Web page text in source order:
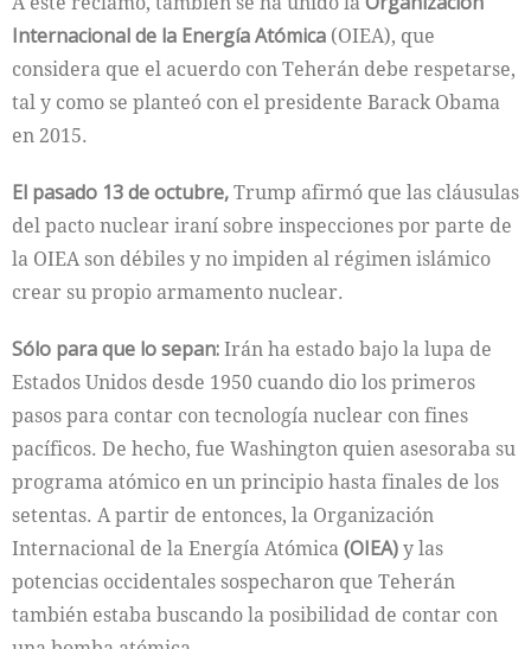
Internacional de la Energía Atómica (OIEA), que
considera que el acuerdo con Teherán debe respetarse,
tal y como se planteó con el presidente Barack Obama
en 2015.
El pasado 13 de octubre,Trump afirmó que las cláusulas
del pacto nuclear iraní sobre inspecciones por parte de
la OIEA son débiles y no impiden al régimen islámico
crear su propio armamento nuclear.
Sólo para que lo sepan:Irán ha estado bajo la lupa de
Estados Unidos desde 1950 cuando dio los primeros
pasos para contar con tecnología nuclear con fines
pacíficos. De hecho, fue Washington quien asesoraba su
programa atómico en un principio hasta finales de los
setentas. A partir de entonces, la Organización
Internacional de la Energía Atómica(OIEA)y las
potencias occidentales sospecharon que Teherán
también estaba buscando la posibilidad de contar con